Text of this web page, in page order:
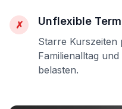
✗ Unflexible
Starre Kurszeiten
Familienalltag
belasten.